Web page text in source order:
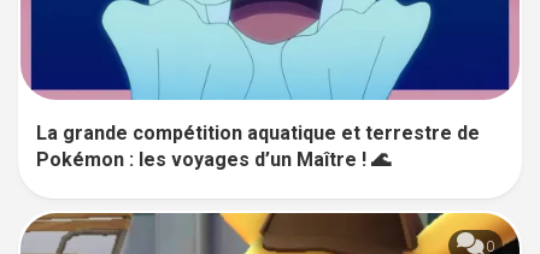
La grande compétition aquatique et terrestre de
Pokémon : les voyages d’un Maître ! 🌊
0